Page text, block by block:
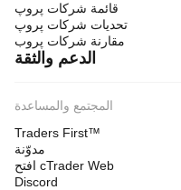
قائمة شركات پروپ
تحديات شركات پروپ
مقارنة شركات پروب
الدعم والثقة
المجتمع والمساعدة
Traders First™
مدوّنة
افتح cTrader Web
Discord